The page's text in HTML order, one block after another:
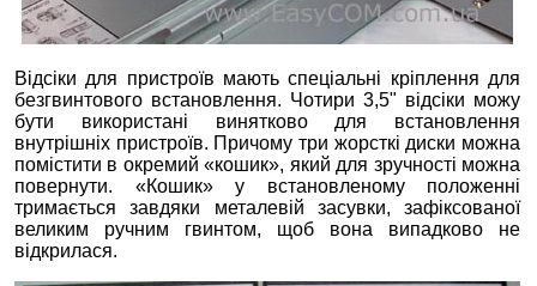
Відсіки для пристроїв мають спеціальні кріплення для
безгвинтового встановлення. Чотири 3,5" відсіки можу
бути використані винятково для встановлення
внутрішніх пристроїв. Причому три жорсткі диски можна
помістити в окремий «кошик», який для зручності можна
повернути. «Кошик» у встановленому положенні
тримається завдяки металевій засувки, зафіксованої
великим ручним гвинтом, щоб вона випадково не
відкрилася.